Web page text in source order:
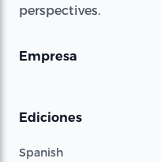
perspectives.
Empresa
Ediciones
Spanish